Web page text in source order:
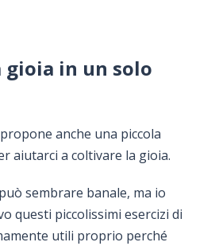
gioia in un solo
anche una piccola
aiutarci a coltivare la gioia.
sembrare banale, ma io
questi piccolissimi esercizi di
utili proprio perché